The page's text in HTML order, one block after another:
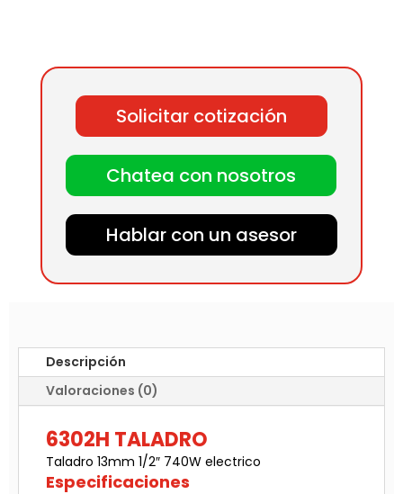
Solicitar cotización
Chatea con nosotros
Hablar con un asesor
Descripción
Valoraciones (0)
6302H TALADRO
Taladro 13mm 1/2″ 740W electrico
Especificaciones